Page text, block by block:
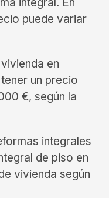
puede variar
en
un precio
€, según la
integrales
de piso en
vivienda según